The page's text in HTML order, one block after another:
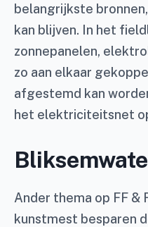
belangrijkste
kan blijven. In het
zonnepanelen,
zo aan elkaar
afgestemd kan
het elektriciteitsnet
Ander thema op FF &
kunstmest besparen